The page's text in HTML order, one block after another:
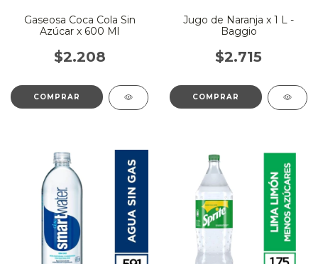
Gaseosa Coca Cola Sin
Azúcar x 600 Ml
$2.208
Jugo de Naranja x 1 L -
Baggio
$2.715